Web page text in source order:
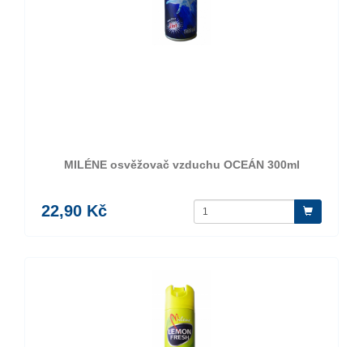
MILÉNE osvěžovač vzduchu OCEÁN 300ml
22,90 Kč